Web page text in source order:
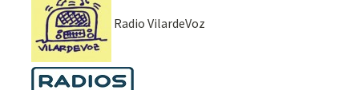
Radio VilardeVoz